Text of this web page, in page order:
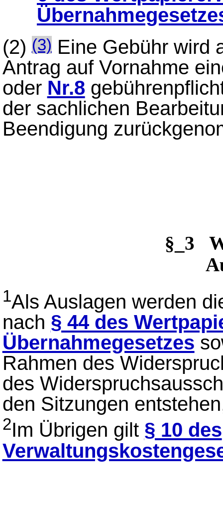
(2)(3)Eine Gebühr wird
Antrag auf Vornahme
oder Nr.8
der sachlichen
Beendigung
§_3
1Als Auslagen werden
nach § 44 des
Übernahmegesetzes
Rahmen des
des
den Sitzungen
2Im Übrigen gilt § 10 des